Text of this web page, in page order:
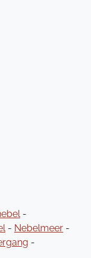
-
- Nebelmeer -
-